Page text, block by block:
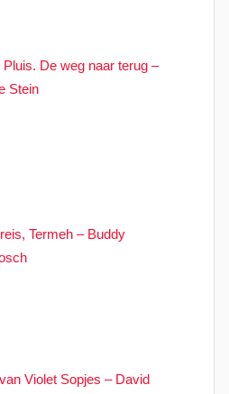
Pluis. De weg naar terug –
Stein
Termeh – Buddy
Violet Sopjes – David